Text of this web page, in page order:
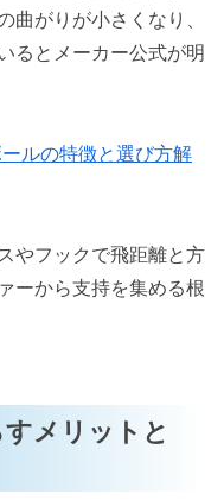
がりが小さくなり、
るとメーカー公式が明
ルの特徴と選び方解
やフックで飛距離と方
ーから支持を集める根
メリットと